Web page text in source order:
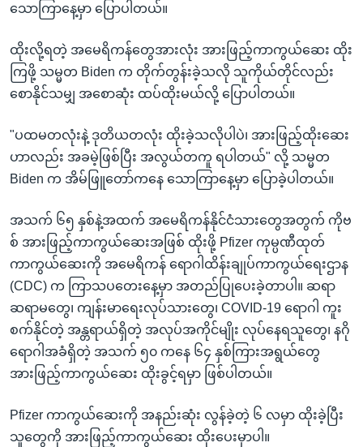
ရန်သောကြာနေ့မှာ ပြောပါတယ်။
ထိုးလို့ရတဲ့ အမေရိကန်တွေအားလုံး အားဖြည့်ကာကွယ်ဆေး ထိုး
ကြဖို့ သမ္မတ Biden က တိုက်တွန်းခဲ့သလို သူကိုယ်တိုင်လည်း
စောနိုင်သမျှ အစောဆုံး ထပ်ထိုးမယ်လို့ ပြောပါတယ်။
"ပထမတလုံးနဲ့ ဒုတိယတလုံး ထိုးခဲ့သလိုပါပဲ၊ အားဖြည့်ထိုးဆေး
ဟာလည်း အခမဲ့ဖြစ်ပြီး အလွယ်တကူ ရပါတယ်" လို့ သမ္မတ
Biden က အိမ်ဖြူတော်ကနေ သောကြာနေ့မှာ ပြောခဲ့ပါတယ်။
အသက် ၆၅ နှစ်နဲ့အထက် အမေရိကန်နိုင်ငံသားတွေအတွက် ကိုဗ
စ် အားဖြည့်ကာကွယ်ဆေးအဖြစ် ထိုးဖို့ Pfizer ကုမ္ပဏီထုတ်
ကာကွယ်ဆေးကို အမေရိကန် ရောဂါထိန်းချုပ်ကာကွယ်ရေးဌာန
(CDC) က ကြာသပတေးနေ့မှာ အတည်ပြုပေးခဲ့တာပါ။ ဆရာ
ဆရာမတွေ၊ ကျန်းမာရေးလုပ်သားတွေ၊ COVID-19 ရောဂါ ကူး
စက်နိုင်တဲ့ အန္တရာယ်ရှိတဲ့ အလုပ်အကိုင်မျိုး လုပ်နေရသူတွေ၊ နဂို
ရောဂါအခံရှိတဲ့ အသက် ၅၀ ကနေ ၆၄ နှစ်ကြားအရွယ်တွေ
အားဖြည့်ကာကွယ်ဆေး ထိုးခွင့်ရမှာ ဖြစ်ပါတယ်။
Pfizer ကာကွယ်ဆေးကို အနည်းဆုံး လွန်ခဲ့တဲ့ ၆ လမှာ ထိုးခဲ့ပြီး
သူတွေကို အားဖြည့်ကာကွယ်ဆေး ထိုးပေးမှာပါ။